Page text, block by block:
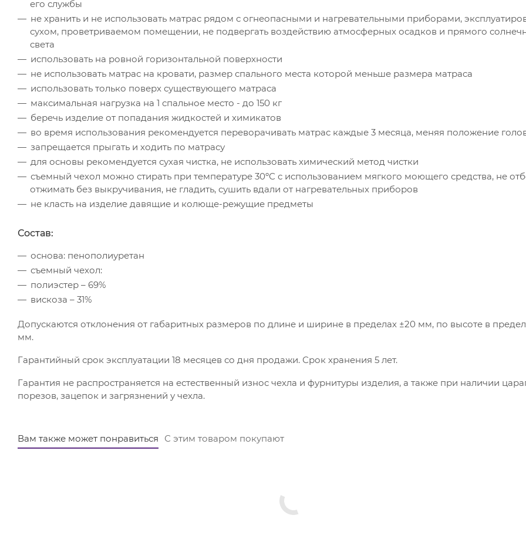
его службы
не хранить и не использовать матрас рядом с огнеопасными и нагревательными приборами,
сухом, проветриваемом помещении, не подвергать воздействию атмосферных осадков и прямого
света
использовать на ровной горизонтальной поверхности
не использовать матрас на кровати, размер спального места которой меньше размера матраса
использовать только поверх существующего матраса
максимальная нагрузка на 1 спальное место - до 150 кг
беречь изделие от попадания жидкостей и химикатов
во время использования рекомендуется переворачивать матрас каждые 3 месяца, меняя положение
запрещается прыгать и ходить по матрасу
для основы рекомендуется сухая чистка, не использовать химический метод чистки
съемный чехол можно стирать при температуре 30ºС с использованием мягкого моющего средства, не
отжимать без выкручивания, не гладить, сушить вдали от нагревательных приборов
не класть на изделие давящие и колюще-режущие предметы
Состав:
основа: пенополиуретан
съемный чехол:
полиэстер – 69%
вискоза – 31%
Допускаются отклонения от габаритных размеров по длине и ширине в пределах ±20 мм, по высоте в
мм.
Гарантийный срок эксплуатации 18 месяцев со дня продажи. Срок хранения 5 лет.
Гарантия не распространяется на естественный износ чехла и фурнитуры изделия, а также при наличии
порезов, зацепок и загрязнений у чехла.
Вам также может понравиться С этим товаром покупают